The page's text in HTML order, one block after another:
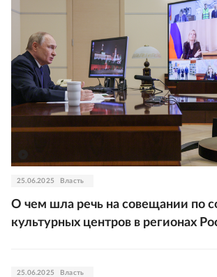
25.06.2025 Власть
О чем шла речь на совещании по
культурных центров в регионах
25.06.2025 Власть